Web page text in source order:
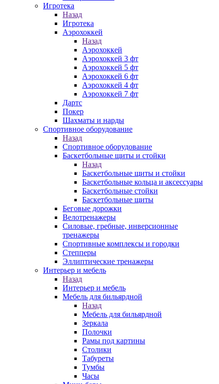
Игротека
Назад
Игротека
Аэрохоккей
Назад
Аэрохоккей
Аэрохоккей 3 фт
Аэрохоккей 5 фт
Аэрохоккей 6 фт
Аэрохоккей 4 фт
Аэрохоккей 7 фт
Дартс
Покер
Шахматы и нарды
Спортивное оборудование
Назад
Спортивное оборудование
Баскетбольные щиты и стойки
Назад
Баскетбольные щиты и стойки
Баскетбольные кольца и аксессуары
Баскетбольные стойки
Баскетбольные щиты
Беговые дорожки
Велотренажеры
Силовые, гребные, инверсионные
тренажеры
Спортивные комплексы и городки
Степперы
Эллиптические тренажеры
Интерьер и мебель
Назад
Интерьер и мебель
Мебель для бильярдной
Назад
Мебель для бильярдной
Зеркала
Полочки
Рамы под картины
Столики
Табуреты
Тумбы
Часы